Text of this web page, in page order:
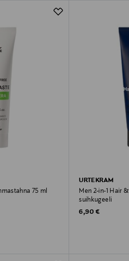
75 ml
URTEKRAM
Men 2-in-1 Hair
suihkugeeli
Original Price
6,90 €